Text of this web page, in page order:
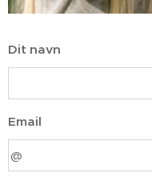
Dit navn
Email